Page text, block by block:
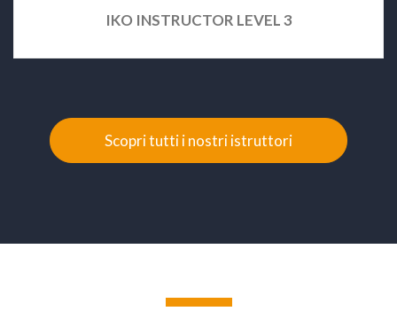
IKO INSTRUCTOR LEVEL 3
Scopri tutti i nostri istruttori